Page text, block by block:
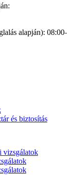
alapján):
és biztosítás
vizsgálatok